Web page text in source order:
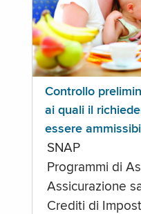
Controllo
ai quali il
essere
SNAP
Programmi di
Assicurazione
Crediti di